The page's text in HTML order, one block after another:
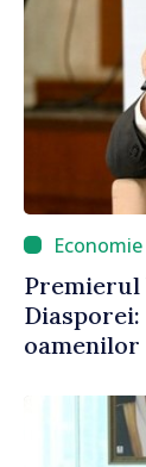
Premierul
Diasporei: